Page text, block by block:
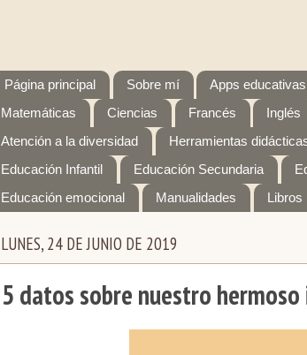
Página principal Sobre mí Apps educativas
Matemáticas
Ciencias Francés Inglés
Atención a la diversidad
Herramientas
Educación Infantil
Educación Secundaria
Educación emocional
Manualidades Libros
LUNES, 24 DE JUNIO DE 2019
5 datos sobre nuestro